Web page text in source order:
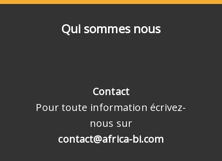
Qui sommes nous
Contact
Pour toute information écrivez-
nous sur
contact@africa-bi.com